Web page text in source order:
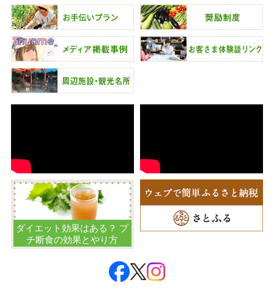
ダイエット効果はある？ プ
チ断食の効果とやり方